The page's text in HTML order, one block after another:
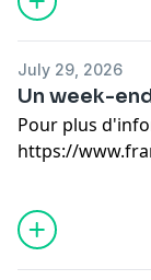
July 29, 2026
Un week-
Pour plus
https://